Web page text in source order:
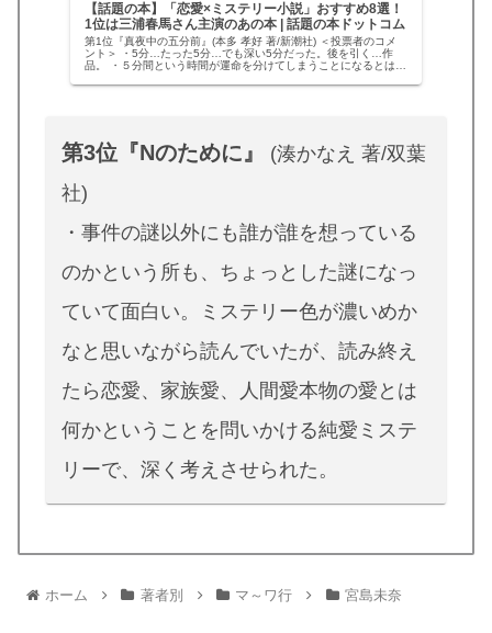
【話題の本】「恋愛×ミステリー小説」おすすめ8選！
1位は三浦春馬さん主演のあの本 | 話題の本ドットコム
第1位『真夜中の五分前』(本多 孝好 著/新潮社) ＜投票者のコメ
ント＞ ・5分…たった5分…でも深い5分だった。後を引く…作
品。 ・５分間という時間が運命を分けてしまうことになるとは…
第3位『Nのために』
(湊かなえ 著/双葉
社)
・事件の謎以外にも誰が誰を想っている
のかという所も、ちょっとした謎になっ
ていて面白い。ミステリー色が濃いめか
なと思いながら読んでいたが、読み終え
たら恋愛、家族愛、人間愛本物の愛とは
何かということを問いかける純愛ミステ
リーで、深く考えさせられた。
ホーム 著者別 マ～ワ行 宮島未奈